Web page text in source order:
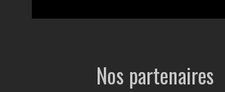
Nos partenaires